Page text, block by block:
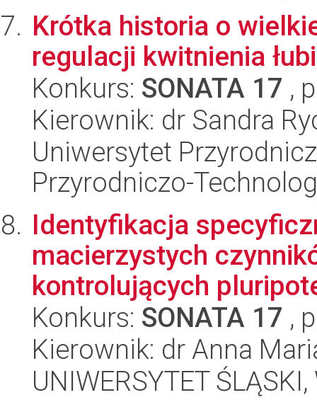
Krótka historia o
regulacji kwitnienia
Konkurs: SONATA 17 ,
Kierownik: dr Sandra
Uniwersytet
Przyrodniczo-
Identyfikacja
macierzystych
kontrolujących
Konkurs: SONATA 17 ,
Kierownik: dr Anna
UNIWERSYTET